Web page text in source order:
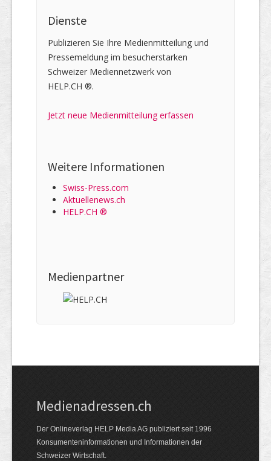
Dienste
Publizieren Sie Ihre Medienmitteilung und
Pressemeldung im besucherstarken
Schweizer Mediennetzwerk von
HELP.CH ®.
Jetzt neue Medienmitteilung erfassen
Weitere Informationen
Swiss-Press.com
Aktuellenews.ch
HELP.CH ®
Medienpartner
Medienadressen.ch
Der Onlineverlag HELP Media AG publiziert seit 1996
Konsumenteninformationen und Informationen der
Schweizer Wirtschaft.